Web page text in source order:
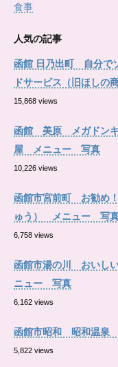
食事
人気の記事
函館 日乃出町 自分で
ドサービス（旧ほしの
15,868 views
函館 美原 メガドン
屋 メニュー 写真
10,226 views
函館市宮前町 お勧め
ゅう） メニュー 写
6,758 views
函館市湯の川 おいし
ニュー 写真
6,162 views
函館市昭和 昭和温
5,822 views